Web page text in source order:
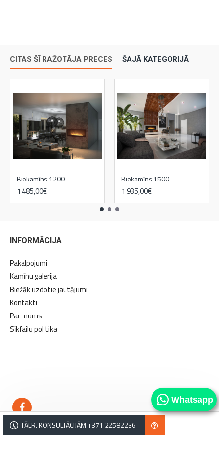
Whatsapp
TĀLR. KONSULTĀCIJĀM +371 22582236
CITAS ŠĪ RAŽOTĀJA PRECES ŠAJĀ KATEGORIJĀ
Biokamīns 1200
1 485,00€
Biokamīns 1500
1 935,00€
INFORMĀCIJA
Pakalpojumi
Kamīnu galerija
Biežāk uzdotie jautājumi
Kontakti
Par mums
Sīkfailu politika